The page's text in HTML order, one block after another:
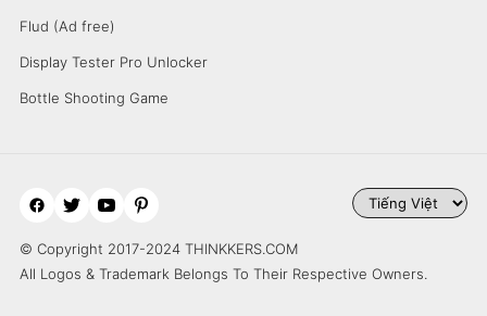
Flud (Ad free)
Display Tester Pro Unlocker
Bottle Shooting Game
© Copyright 2017-2024 THINKKERS.COM
All Logos & Trademark Belongs To Their Respective Owners.